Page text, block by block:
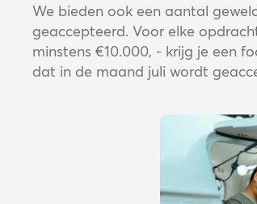
We bieden ook een aantal
geaccepteerd. Voor elke
minstens €10.000, - krijg je een
dat in de maand juli wordt